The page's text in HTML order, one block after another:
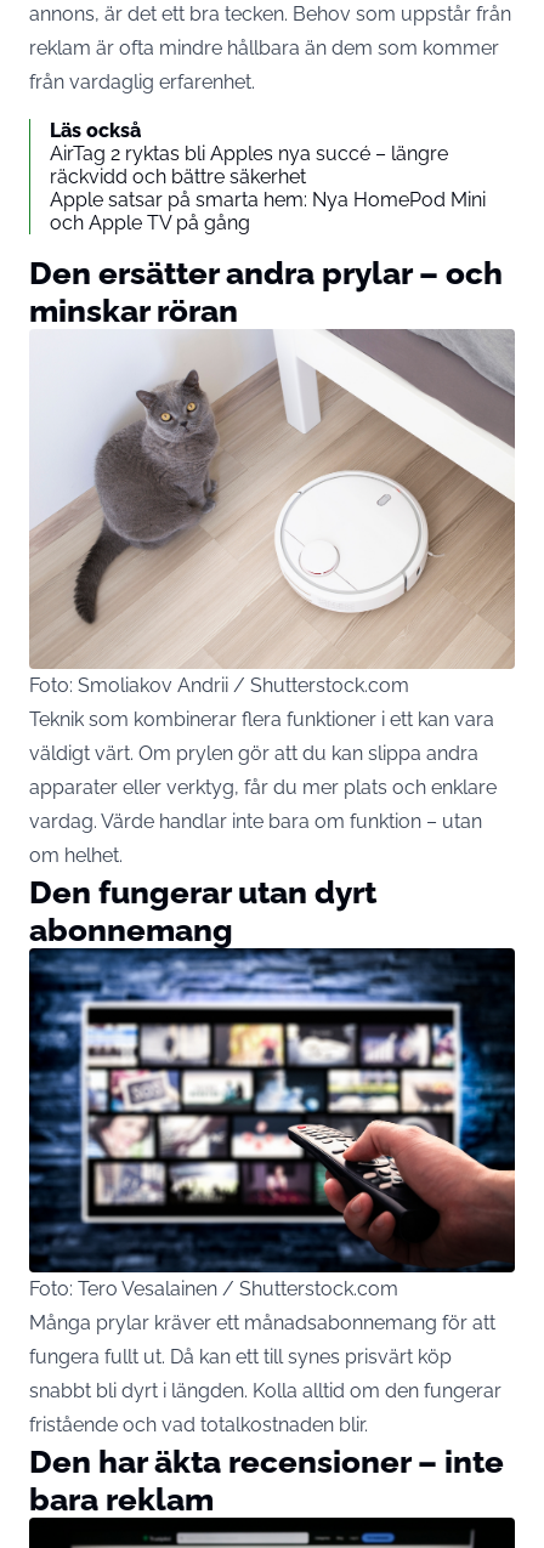
annons, är det ett bra tecken. Behov som uppstår från
reklam är ofta mindre hållbara än dem som kommer
från vardaglig erfarenhet.
Läs också
AirTag 2 ryktas bli Apples nya succé – längre
räckvidd och bättre säkerhet
Apple satsar på smarta hem: Nya HomePod Mini
och Apple TV på gång
Den ersätter andra prylar – och
minskar röran
Foto: Smoliakov Andrii / Shutterstock.com
Teknik som kombinerar flera funktioner i ett kan vara
väldigt värt. Om prylen gör att du kan slippa andra
apparater eller verktyg, får du mer plats och enklare
vardag. Värde handlar inte bara om funktion – utan
om helhet.
Den fungerar utan dyrt
abonnemang
Foto: Tero Vesalainen / Shutterstock.com
Många prylar kräver ett månadsabonnemang för att
fungera fullt ut. Då kan ett till synes prisvärt köp
snabbt bli dyrt i längden. Kolla alltid om den fungerar
fristående och vad totalkostnaden blir.
Den har äkta recensioner – inte
bara reklam